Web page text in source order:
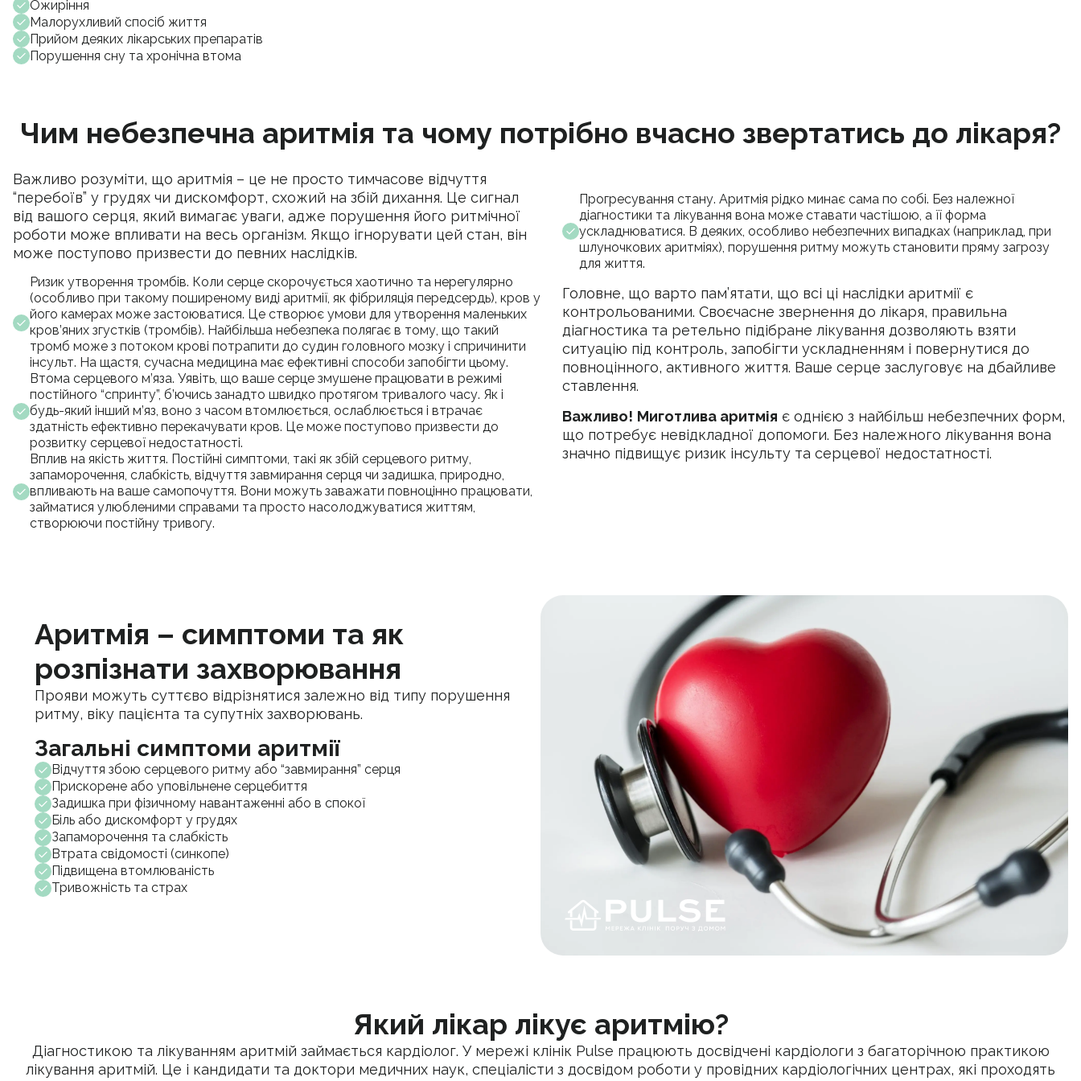
Ожиріння
Малорухливий спосіб життя
Прийом деяких лікарських препаратів
Порушення сну та хронічна втома
Чим небезпечна аритмія та чому потрібно вчасно звертатись до лікаря?
Важливо розуміти, що аритмія – це не просто тимчасове відчуття
“перебоїв” у грудях чи дискомфорт, схожий на збій дихання. Це сигнал
від вашого серця, який вимагає уваги, адже порушення його ритмічної
роботи може впливати на весь організм. Якщо ігнорувати цей стан, він
може поступово призвести до певних наслідків.
Ризик утворення тромбів. Коли серце скорочується хаотично та нерегулярно
(особливо при такому поширеному виді аритмії, як фібриляція передсердь), кров у
його камерах може застоюватися. Це створює умови для утворення маленьких
кров’яних згустків (тромбів). Найбільша небезпека полягає в тому, що такий
тромб може з потоком крові потрапити до судин головного мозку і спричинити
інсульт. На щастя, сучасна медицина має ефективні способи запобігти цьому.
Втома серцевого м’яза. Уявіть, що ваше серце змушене працювати в режимі
постійного “спринту”, б’ючись занадто швидко протягом тривалого часу. Як і
будь-який інший м’яз, воно з часом втомлюється, ослаблюється і втрачає
здатність ефективно перекачувати кров. Це може поступово призвести до
розвитку серцевої недостатності.
Вплив на якість життя. Постійні симптоми, такі як збій серцевого ритму,
запаморочення, слабкість, відчуття завмирання серця чи задишка, природно,
впливають на ваше самопочуття. Вони можуть заважати повноцінно працювати,
займатися улюбленими справами та просто насолоджуватися життям,
створюючи постійну тривогу.
Прогресування стану. Аритмія рідко минає сама по собі. Без належної
діагностики та лікування вона може ставати частішою, а її форма
ускладнюватися. В деяких, особливо небезпечних випадках (наприклад, при
шлуночкових аритміях), порушення ритму можуть становити пряму загрозу
для життя.
Головне, що варто пам’ятати, що всі ці наслідки аритмії є
контрольованими. Своєчасне звернення до лікаря, правильна
діагностика та ретельно підібране лікування дозволяють взяти
ситуацію під контроль, запобігти ускладненням і повернутися до
повноцінного, активного життя. Ваше серце заслуговує на дбайливе
ставлення.
Важливо! Миготлива аритмія є однією з найбільш небезпечних форм,
що потребує невідкладної допомоги. Без належного лікування вона
значно підвищує ризик інсульту та серцевої недостатності.
Аритмія – симптоми та як
розпізнати захворювання
Прояви можуть суттєво відрізнятися залежно від типу порушення
ритму, віку пацієнта та супутніх захворювань.
Загальні симптоми аритмії
Відчуття збою серцевого ритму або “завмирання” серця
Прискорене або уповільнене серцебиття
Задишка при фізичному навантаженні або в спокої
Біль або дискомфорт у грудях
Запаморочення та слабкість
Втрата свідомості (синкопе)
Підвищена втомлюваність
Тривожність та страх
Який лікар лікує аритмію?
Діагностикою та лікуванням аритмій займається кардіолог. У мережі клінік Pulse працюють досвідчені кардіологи з багаторічною практикою
лікування аритмій. Це і кандидати та доктори медичних наук, спеціалісти з досвідом роботи у провідних кардіологічних центрах, які проходять